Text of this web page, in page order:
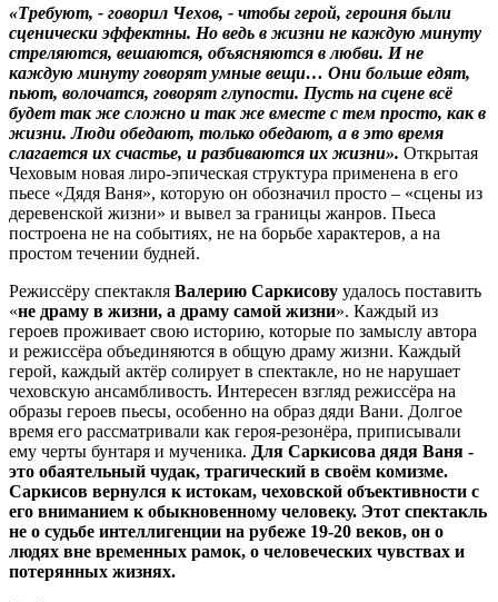
«Требуют, - говорил Чехов, - чтобы герой, героиня были
сценически эффектны. Но ведь в жизни не каждую минуту
стреляются, вешаются, объясняются в любви. И не
каждую минуту говорят умные вещи… Они больше едят,
пьют, волочатся, говорят глупости. Пусть на сцене всё
будет так же сложно и так же вместе с тем просто, как в
жизни. Люди обедают, только обедают, а в это время
слагается их счастье, и разбиваются их жизни». Открытая
Чеховым новая лиро-эпическая структура применена в его
пьесе «Дядя Ваня», которую он обозначил просто – «сцены из
деревенской жизни» и вывел за границы жанров. Пьеса
построена не на событиях, не на борьбе характеров, а на
простом течении будней.
Режиссёру спектакля Валерию Саркисову удалось поставить
«не драму в жизни, а драму самой жизни». Каждый из
героев проживает свою историю, которые по замыслу автора
и режиссёра объединяются в общую драму жизни. Каждый
герой, каждый актёр солирует в спектакле, но не нарушает
чеховскую ансамбливость. Интересен взгляд режиссёра на
образы героев пьесы, особенно на образ дяди Вани. Долгое
время его рассматривали как героя-резонёра, приписывали
ему черты бунтаря и мученика. Для Саркисова дядя Ваня -
это обаятельный чудак, трагический в своём комизме.
Саркисов вернулся к истокам, чеховской объективности с
его вниманием к обыкновенному человеку. Этот спектакль
не о судьбе интеллигенции на рубеже 19-20 веков, он о
людях вне временных рамок, о человеческих чувствах и
потерянных жизнях.